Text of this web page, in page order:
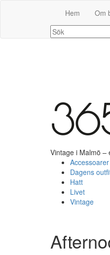
Hem Om
Vintage i Malmö –
Accessoarer
Dagens
Hatt
Livet
Vintage